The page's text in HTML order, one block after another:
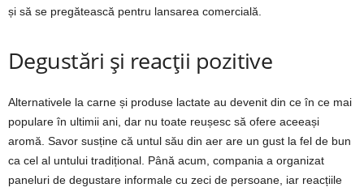
și să se pregătească pentru lansarea comercială.
Degustări și reacții pozitive
Alternativele la carne și produse lactate au devenit din ce în ce mai
populare în ultimii ani, dar nu toate reușesc să ofere aceeași
aromă. Savor susține că untul său din aer are un gust la fel de bun
ca cel al untului tradițional. Până acum, compania a organizat
paneluri de degustare informale cu zeci de persoane, iar reacțiile